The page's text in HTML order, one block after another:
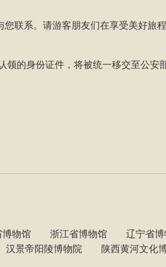
联系。请游客朋友们在享受美好旅
的身份证件，将被统一移交至公安部
博物馆 浙江省博物馆 辽宁省
汉景帝阳陵博物院 陕西黄河文化